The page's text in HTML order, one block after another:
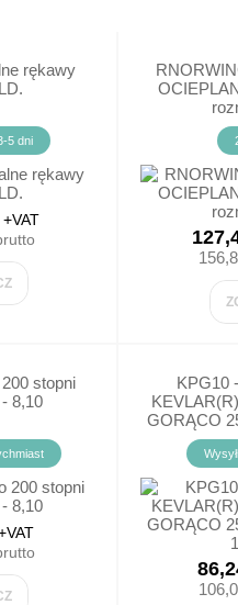
KELNERSKIE DAMSKIE
KELNERSKIE MĘSKIE
KELNERSKIE
KELNERSKIE
DLA KELNERÓW
KELNERSKIE/BARMAŃSKIE
SPODNIE
SPODNIE KUCHARSKIE
SPODNIE DLA
ODZIEŻ MEDYCZNA
FARTUCHY MEDYCZNE
T-SHIRT/KOSZULKI POLO
T-
rękawy
5 dni
+VAT
stopni
8,10
KPG10
GORĄCO